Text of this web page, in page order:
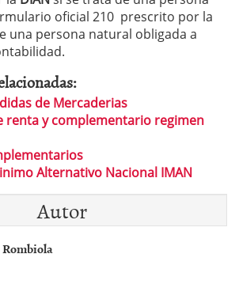
oficial 210 prescrito por la
una persona natural obligada a
de Mercaderias
renta y complementario regimen
Alternativo Nacional IMAN
Autor